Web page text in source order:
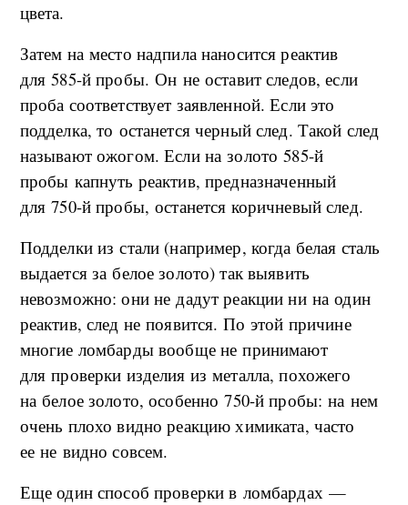
цвета.
Затем на место надпила наносится реактив
для 585-й пробы. Он не оставит следов, если
проба соответствует заявленной. Если это
подделка, то останется черный след. Такой след
называют ожогом. Если на золото 585-й
пробы капнуть реактив, предназначенный
для 750-й пробы, останется коричневый след.
Подделки из стали (например, когда белая сталь
выдается за белое золото) так выявить
невозможно: они не дадут реакции ни на один
реактив, след не появится. По этой причине
многие ломбарды вообще не принимают
для проверки изделия из металла, похожего
на белое золото, особенно 750-й пробы: на нем
очень плохо видно реакцию химиката, часто
ее не видно совсем.
Еще один способ проверки в ломбардах —